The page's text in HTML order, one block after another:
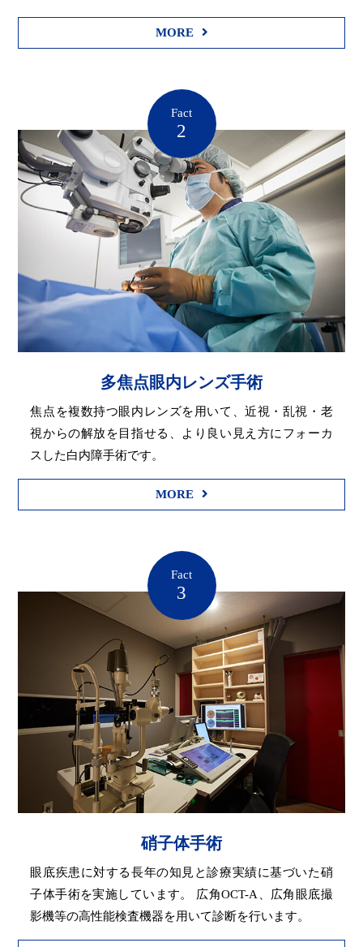
MORE
Fact
2
多焦点眼内レンズ手術
焦点を複数持つ眼内レンズを用いて、近視・乱視・老
視からの解放を目指せる、より良い見え方にフォーカ
スした白内障手術です。
MORE
Fact
3
硝子体手術
眼底疾患に対する長年の知見と診療実績に基づいた硝
子体手術を実施しています。 広角OCT-A、広角眼底撮
影機等の高性能検査機器を用いて診断を行います。